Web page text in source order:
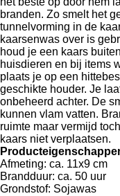
branden. Zo smelt het
tunnelvorming in de
kaarsenwas over is
houd je een kaars
huisdieren en bij items
plaats je op een
geschikte houder. Je
onbeheerd achter. De
kunnen vlam vatten.
ruimte maar vermijd
kaars niet verplaatsen.
Afmeting: ca. 11x9 cm
Brandduur: ca. 50 uur
Grondstof: Sojawas